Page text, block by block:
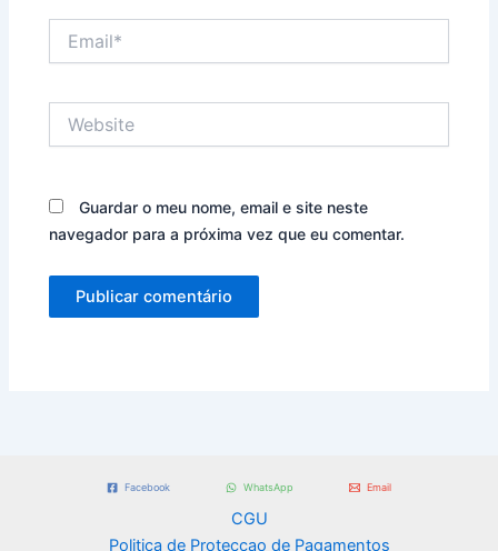
Guardar o meu nome, email e site neste
navegador para a próxima vez que eu comentar.
Facebook WhatsApp Email
CGU
Politica de Proteccao de Pagamentos